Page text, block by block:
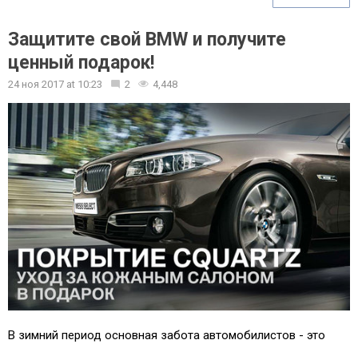
Защитите свой BMW и получите
ценный подарок!
24 ноя 2017 at 10:23 2 4,448
В зимний период основная забота автомобилистов - это